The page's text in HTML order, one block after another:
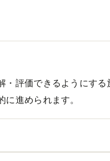
評価できるようにする
進められます。